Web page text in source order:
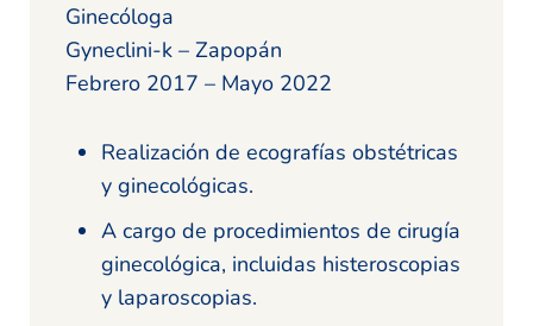
Ginecóloga
Gyneclini-k – Zapopán
Febrero 2017 – Mayo 2022
Realización de ecografías obstétricas
y ginecológicas.
A cargo de procedimientos de cirugía
ginecológica, incluidas histeroscopias
y laparoscopias.